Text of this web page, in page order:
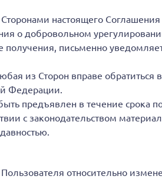
настоящего
о добровольном
письменно
из Сторон вправе обратиться
Федерации.
предъявлен в течение срока
с законодательством
относительно